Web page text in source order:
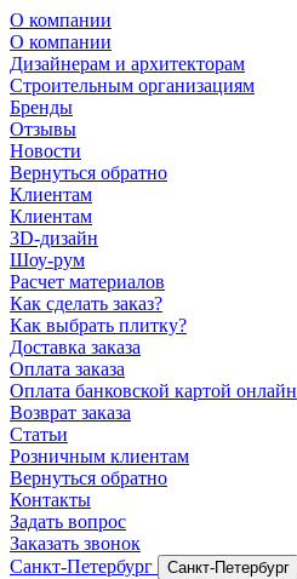
О компании
О компании
Дизайнерам и архитекторам
Строительным организациям
Бренды
Отзывы
Новости
Вернуться обратно
Клиентам
Клиентам
3D-дизайн
Шоу-рум
Расчет материалов
Как сделать заказ?
Как выбрать плитку?
Доставка заказа
Оплата заказа
Оплата банковской картой онлайн
Возврат заказа
Статьи
Розничным клиентам
Вернуться обратно
Контакты
Задать вопрос
Заказать звонок
Санкт-Петербург
Санкт-Петербург